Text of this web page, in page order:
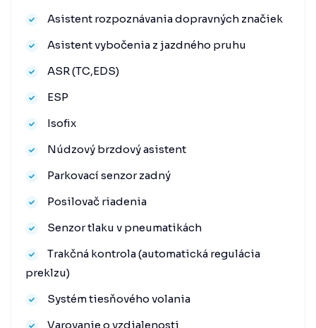
Asistent rozpoznávania dopravných značiek
Asistent vybočenia z jazdného pruhu
ASR (TC,EDS)
ESP
Isofix
Núdzový brzdový asistent
Parkovací senzor zadný
Posilovač riadenia
Senzor tlaku v pneumatikách
Trakčná kontrola (automatická regulácia
preklzu)
Systém tiesňového volania
Varovanie o vzdialenosti